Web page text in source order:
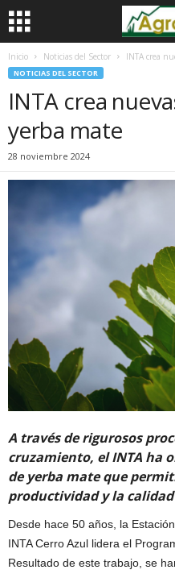
Inicio Noticias del Sector INTA crea
NOTICIAS DEL SECTOR
INTA crea
yerba mate
28 noviembre 2024
A través de rigurosos
cruzamiento, el INTA ha
de yerba mate que
productividad y la
Desde hace 50 años, la
INTA Cerro Azul lidera el
Resultado de este trabajo, se